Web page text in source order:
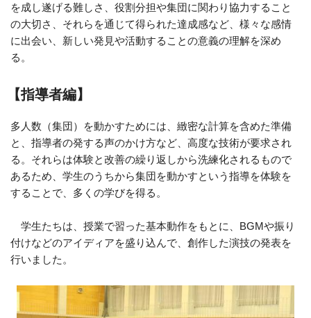
を成し遂げる難しさ、役割分担や集団に関わり協力すること
の大切さ、それらを通じて得られた達成感など、様々な感情
に出会い、新しい発見や活動することの意義の理解を深め
る。
【指導者編】
多人数（集団）を動かすためには、緻密な計算を含めた準備
と、指導者の発する声のかけ方など、高度な技術が要求され
る。それらは体験と改善の繰り返しから洗練化されるもので
あるため、学生のうちから集団を動かすという指導を体験を
することで、多くの学びを得る。
学生たちは、授業で習った基本動作をもとに、BGMや振り
付けなどのアイディアを盛り込んで、創作した演技の発表を
行いました。